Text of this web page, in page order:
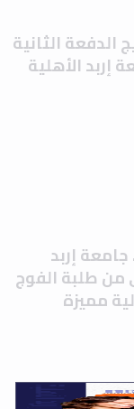
الدفعة الثانية
الأهلية
إربد
من طلبة الفوج
مميزة